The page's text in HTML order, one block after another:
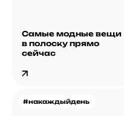
Самые модные вещи
в полоску прямо
сейчас
#накаждыйдень